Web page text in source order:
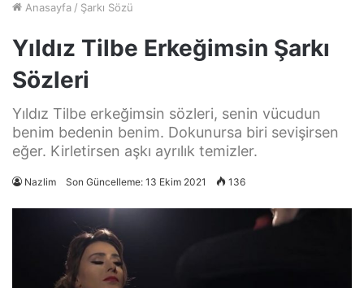
Anasayfa / Şarkı Sözü
Yıldız Tilbe Erkeğimsin Şarkı
Sözleri
Yıldız Tilbe erkeğimsin sözleri, senin vücudun
benim bedenin benim. Dokunursa biri sevişirsen
eğer. Kirletirsen aşkı ayrılık temizler.
Nazlim Son Güncelleme: 13 Ekim 2021 136